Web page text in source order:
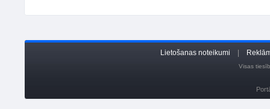
Lietošanas noteikumi
Visas